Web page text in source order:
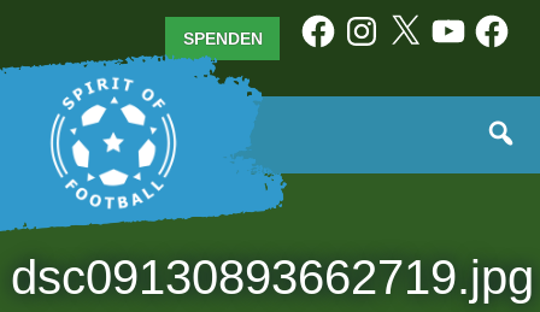
springen
FacebookInstagram
X YouTube
SPENDEN
dsc09130893662719.jpg